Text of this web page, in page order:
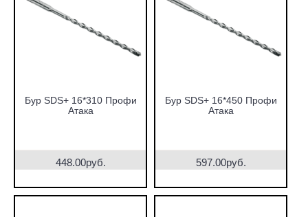
Бур SDS+ 16*310 Профи
Атака
448.00руб.
Бур SDS+ 16*450 Профи
Атака
597.00руб.